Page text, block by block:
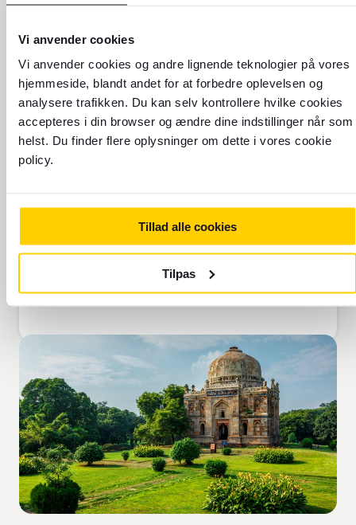
Vi anvender cookies
Vi anvender cookies og andre lignende teknologier på vores
hjemmeside, blandt andet for at forbedre oplevelsen og
analysere trafikken. Du kan selv kontrollere hvilke cookies
accepteres i din browser og ændre dine indstillinger når som
helst. Du finder flere oplysninger om dette i vores cookie
policy.
Tillad alle cookies
Tilpas
Rejsedato
8.8.2026
Retur
9.8.2026
Rejsende
1 voksne
Økonomi
Søg